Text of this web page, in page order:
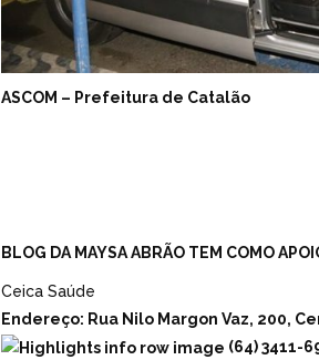
ASCOM – Prefeitura de Catalão
BLOG DA MAYSA ABRÃO TEM COMO
Ceica Saúde
Endereço: Rua Nilo Margon Vaz, 200,
(64) 3411-